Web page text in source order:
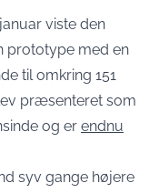
viste den
prototype med en
til omkring 151
præsenteret som
og er endnu
syv gange højere